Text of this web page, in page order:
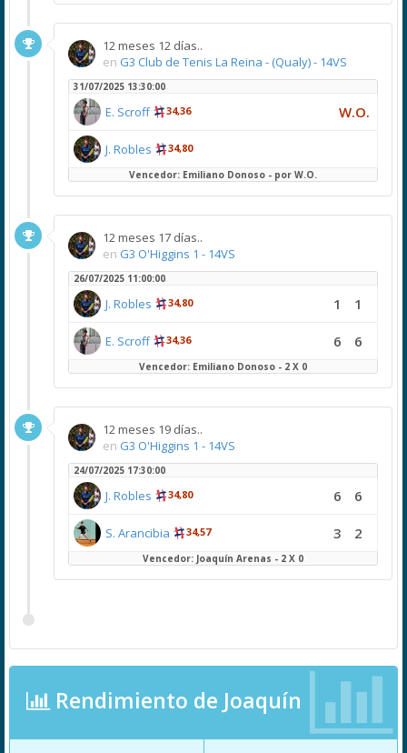
12 meses 12 días..
en G3 Club de Tenis La Reina - (Qualy) - 14VS
31/07/2025 13:30:00
E. Scroff 34,36 W.O.
J. Robles 34,80
Vencedor: Emiliano Donoso - por W.O.
12 meses 17 días..
en G3 O'Higgins 1 - 14VS
26/07/2025 11:00:00
J. Robles 34,80 1 1
E. Scroff 34,36 6 6
Vencedor: Emiliano Donoso - 2 X 0
12 meses 19 días..
en G3 O'Higgins 1 - 14VS
24/07/2025 17:30:00
J. Robles 34,80 6 6
S. Arancibia 34,57 3 2
Vencedor: Joaquín Arenas - 2 X 0
Rendimiento de Joaquín